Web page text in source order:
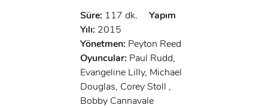
Süre: 117 dk.
Yapım
Yılı: 2015
Yönetmen: Peyton Reed
Oyuncular: Paul Rudd,
Evangeline Lilly, Michael
Douglas, Corey Stoll ,
Bobby Cannavale